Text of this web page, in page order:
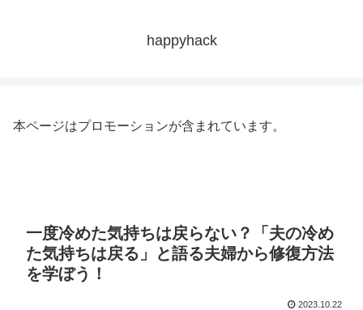
happyhack
本ページはプロモーションが含まれています。
一度冷めた気持ちは戻らない？「夫の冷め
た気持ちは戻る」と語る夫婦から修復方法
を学ぼう！
2023.10.22